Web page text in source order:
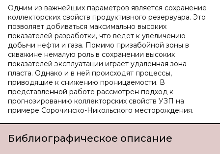
Одним из важнейших параметров является сохранение
коллекторских свойств продуктивного резервуара. Это
позволяет добиваться максимально высоких
показателей разработки, что ведет к увеличению
добычи нефти и газа. Помимо призабойной зоны в
скважине немалую роль в сохранении высоких
показателей эксплуатации играет удаленная зона
пласта. Однако и в ней происходят процессы,
приводящие к снижению проницаемости. В
представленной работе рассмотрен подход к
прогнозированию коллекторских свойств УЗП на
примере Сорочинско-Никольского месторождения.
Библиографическое описание